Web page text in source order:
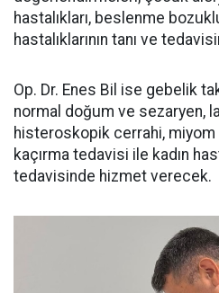
hastalıkları, beslenme
hastalıklarının tanı ve
Op. Dr. Enes Bil ise gebelik
normal doğum ve sezaryen,
histeroskopik cerrahi, miyom
kaçırma tedavisi ile kadın
tedavisinde hizmet verecek.